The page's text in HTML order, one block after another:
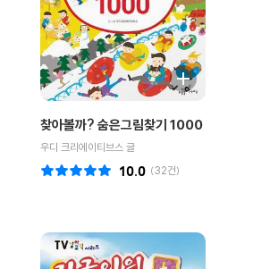
찾아볼까? 숨은그림찾기 1000
우디 크리에이티브스 글
(32건)
10.0